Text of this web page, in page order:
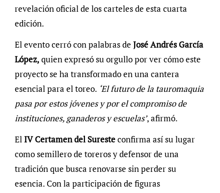
revelación oficial de los carteles de esta cuarta
edición.
El evento cerró con palabras de José Andrés García
López,quien expresó su orgullo por ver cómo este
proyecto se ha transformado en una cantera
esencial para el toreo. ‘El futuro de la tauromaquia
pasa por estos jóvenes y por el compromiso de
instituciones, ganaderos y escuelas’, afirmó.
ElIV Certamen del Suresteconfirma así su lugar
como semillero de toreros y defensor de una
tradición que busca renovarse sin perder su
esencia. Con la participación de figuras